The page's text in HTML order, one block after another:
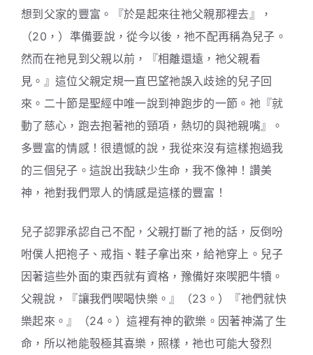
想到父家的豐富。『於是起來往祂父親那裡去』，
（20，）準備要說，從今以後，祂不配再稱為兒子。
然而在祂見到父親以前，『相離還遠，祂父親看
見。』這位父親定規一直巴望祂誤入歧途的兒子回
來。二十節是聖經中唯一說到神跑步的一節。祂『就
動了慈心，跑去抱著祂的頸項，熱切的與祂親嘴』。
多豐富的情感！很遺憾的說，我從來沒有這樣抱過我
的三個兒子。這說出我缺少生命，我不像神！讚美
神，祂對我們眾人的情感是這樣的豐富！
兒子認罪承認自己不配，父親打斷了祂的話，反倒吩
咐僕人把袍子、戒指、鞋子拿出來，給祂穿上。兒子
因著這些外面的東西就有資格，豫備好來喫肥牛犢。
父親說，『讓我們喫喝快樂。』（23。）『祂們就快
樂起來。』（24。）這裡有神的歡樂。因著神滿了生
命，所以祂能彀極其喜樂，照樣，祂也可能大發烈